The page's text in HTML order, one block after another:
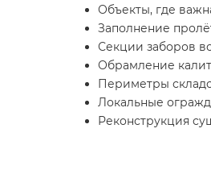
Объекты, где
Заполнение
Секции заборов
Обрамление
Периметры
Локальные
Реконструкция